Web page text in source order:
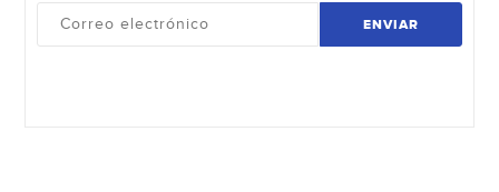
ENVIAR